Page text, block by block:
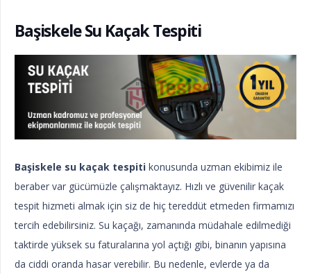
Başiskele Su Kaçak Tespiti
Başiskele su kaçak tespiti konusunda uzman ekibimiz ile
beraber var gücümüzle çalışmaktayız. Hızlı ve güvenilir kaçak
tespit hizmeti almak için siz de hiç tereddüt etmeden firmamızı
tercih edebilirsiniz. Su kaçağı, zamanında müdahale edilmediği
taktirde yüksek su faturalarına yol açtığı gibi, binanın yapısına
da ciddi oranda hasar verebilir. Bu nedenle, evlerde ya da